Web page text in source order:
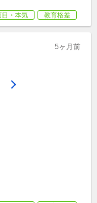
目・本気 教育格差
5ヶ月前